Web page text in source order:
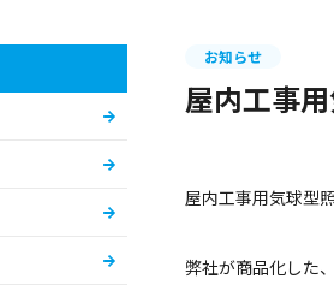
お知らせ
屋内工事
屋内工事用気球型
弊社が商品化した